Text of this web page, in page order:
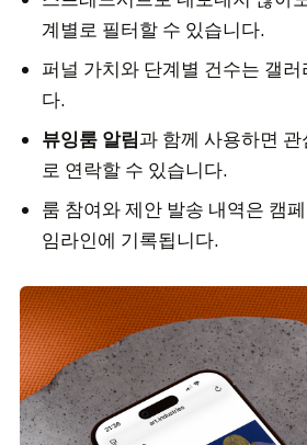
계별로 필터할 수 있습니다.
퍼널 가치와 단계별 건수는 갤
다.
뷰잉룸 알림과 함께 사용하면
로 연락할 수 있습니다.
룸 참여와 제안 발송 내역은 캠
임라인에 기록됩니다.